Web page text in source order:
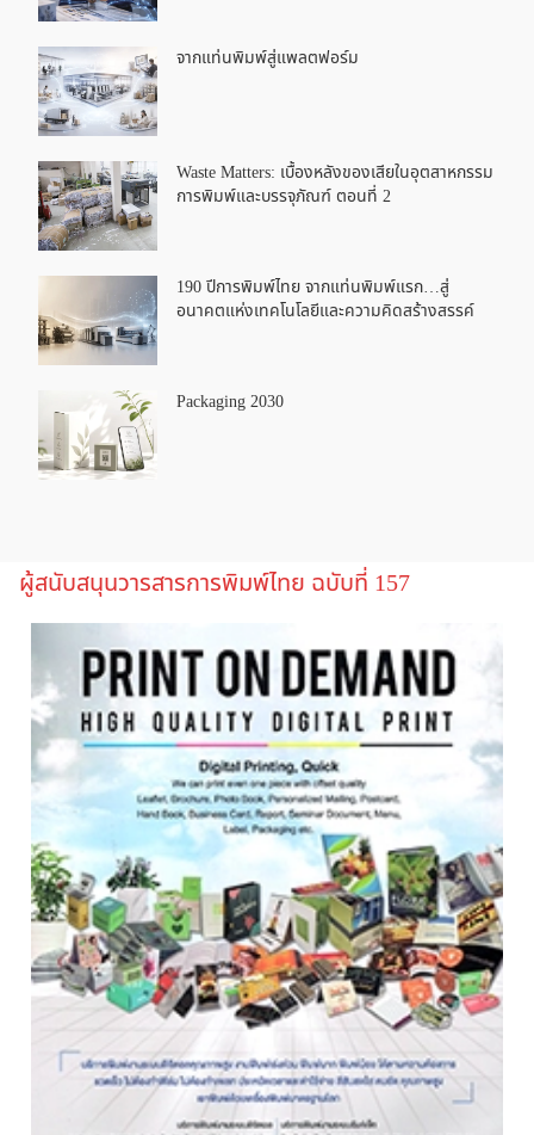
จากแท่นพิมพ์สู่แพลตฟอร์ม
Waste Matters: เบื้องหลังของเสียในอุตสาหกรรม
การพิมพ์และบรรจุภัณฑ์ ตอนที่ 2
190 ปีการพิมพ์ไทย จากแท่นพิมพ์แรก…สู่
อนาคตแห่งเทคโนโลยีและความคิดสร้างสรรค์
Packaging 2030
ผู้สนับสนุนวารสารการพิมพ์ไทย ฉบับที่ 157